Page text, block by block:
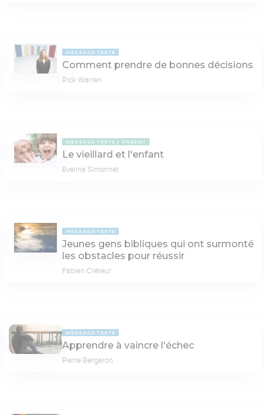
MESSAGE TEXTE
Comment prendre de bonnes décisions
Rick Warren
MESSAGE TEXTE PARENT
Le vieillard et l'enfant
Eveline Simonnet
MESSAGE TEXTE
Jeunes gens bibliques qui ont surmonté
les obstacles pour réussir
Fabien Créteur
MESSAGE TEXTE
Apprendre à vaincre l'échec
Pierre Bergeron